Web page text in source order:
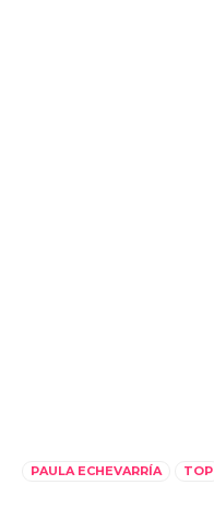
PAULA ECHEVARRÍA TOP